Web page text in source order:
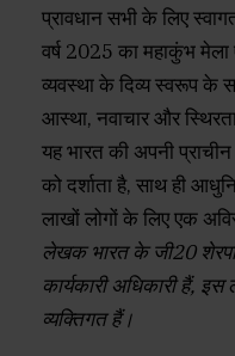
प्रावधान सभी के लिए
वर्ष 2025 का महाकुंभ
व्‍यवस्‍था के दिव्‍य स्‍वरूप के
आस्था, नवाचार और
यह भारत की अपनी
को दर्शाता है, साथ ही
लाखों लोगों के लिए एक
लेखक भारत के जी20
कार्यकारी अधिकारी हैं,
व्यक्तिगत हैं।